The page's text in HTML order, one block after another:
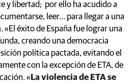
y libertad; por ello ha acudido a
leer... para llegar a una
éxito de España fue lograr una
creando una democracia
política pactada, evitando el
con la excepción de ETA, de
« La violencia de ETA se